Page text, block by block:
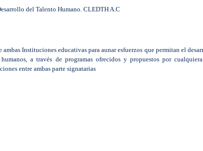
del Talento Humano. CLEDTH A.C
Instituciones educativas para aunar esfuerzos que permitan el
a través de programas ofrecidos y propuestos por
entre ambas parte signatarias